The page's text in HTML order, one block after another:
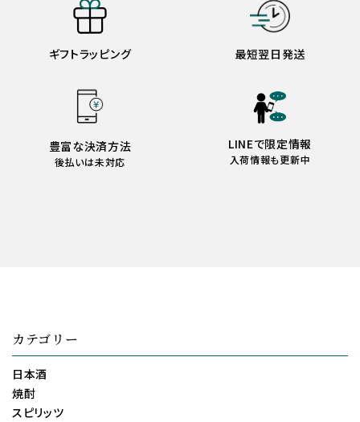
ギフトラッピング 最短翌日発送
豊富な決済方法
後払いは未対応
LINEで限定情報
入荷情報も更新中
カテゴリー
日本酒
焼酎
スピリッツ